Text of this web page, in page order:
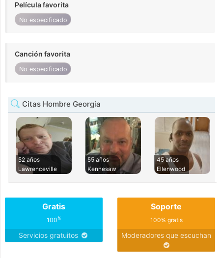
Película favorita
No especificado
Canción favorita
No especificado
Citas Hombre Georgia
52 años
Lawrenceville
55 años
Kennesaw
45 años
Ellenwood
Gratis
100%
Servicios gratuitos
Soporte
100% gratis
Moderadores que escuchan